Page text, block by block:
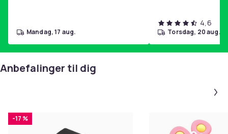
mandag, 17 aug.
4,6
torsdag, 20 aug.
Anbefalinger til dig
-17 %